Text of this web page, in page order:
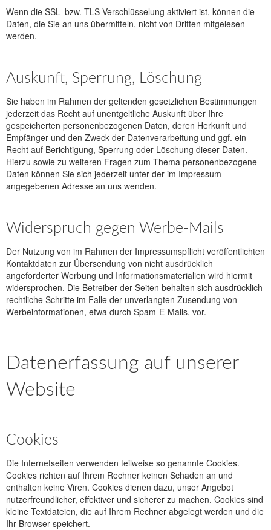
Wenn die SSL- bzw. TLS-Verschlüsselung aktiviert ist, können die
Daten, die Sie an uns übermitteln, nicht von Dritten mitgelesen
werden.
Auskunft, Sperrung, Löschung
Sie haben im Rahmen der geltenden gesetzlichen Bestimmungen
jederzeit das Recht auf unentgeltliche Auskunft über Ihre
gespeicherten personenbezogenen Daten, deren Herkunft und
Empfänger und den Zweck der Datenverarbeitung und ggf. ein
Recht auf Berichtigung, Sperrung oder Löschung dieser Daten.
Hierzu sowie zu weiteren Fragen zum Thema personenbezogene
Daten können Sie sich jederzeit unter der im Impressum
angegebenen Adresse an uns wenden.
Widerspruch gegen Werbe-Mails
Der Nutzung von im Rahmen der Impressumspflicht veröffentlichten
Kontaktdaten zur Übersendung von nicht ausdrücklich
angeforderter Werbung und Informationsmaterialien wird hiermit
widersprochen. Die Betreiber der Seiten behalten sich ausdrücklich
rechtliche Schritte im Falle der unverlangten Zusendung von
Werbeinformationen, etwa durch Spam-E-Mails, vor.
Datenerfassung auf unserer
Website
Cookies
Die Internetseiten verwenden teilweise so genannte Cookies.
Cookies richten auf Ihrem Rechner keinen Schaden an und
enthalten keine Viren. Cookies dienen dazu, unser Angebot
nutzerfreundlicher, effektiver und sicherer zu machen. Cookies sind
kleine Textdateien, die auf Ihrem Rechner abgelegt werden und die
Ihr Browser speichert.